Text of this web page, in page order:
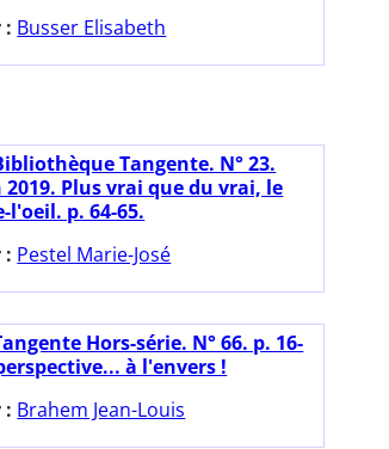
: Busser Elisabeth
Tangente. N° 23.
Plus vrai que du vrai, le
l'oeil. p. 64-65.
: Pestel Marie-José
Hors-série. N° 66. p. 16-
à l'envers !
: Brahem Jean-Louis